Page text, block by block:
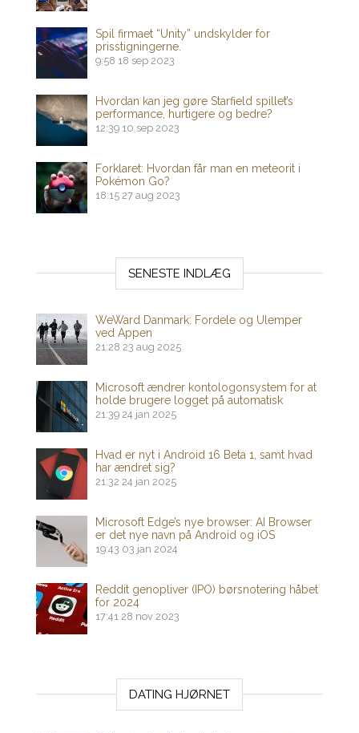
Spil firmaet “Unity” undskylder for
prisstigningerne.
9:58 18 sep 2023
Hvordan kan jeg gøre Starfield spillet’s
performance, hurtigere og bedre?
12:39 10 sep 2023
Forklaret: Hvordan får man en meteorit i
Pokémon Go?
18:15 27 aug 2023
SENESTE INDLÆG
WeWard Danmark: Fordele og Ulemper
ved Appen
21:28 23 aug 2025
Microsoft ændrer kontologonsystem for at
holde brugere logget på automatisk
21:39 24 jan 2025
Hvad er nyt i Android 16 Beta 1, samt hvad
har ændret sig?
21:32 24 jan 2025
Microsoft Edge’s nye browser: AI Browser
er det nye navn på Android og iOS
19:43 03 jan 2024
Reddit genopliver (IPO) børsnotering håbet
for 2024
17:41 28 nov 2023
DATING HJØRNET